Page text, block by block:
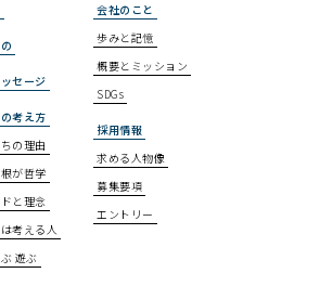
セージ
考え方
の理由
が哲学
と理念
考える人
遊ぶ
会社のこと
歩みと記憶
概要とミッション
SDGs
採用情報
求める人物像
募集要項
エントリー